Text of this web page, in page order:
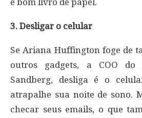
e bom livro de papel.
3. Desligar o celular
Se Ariana Huffington foge de
outros gadgets, a COO do
Sandberg, desliga é o
atrapalhe sua noite de sono.
checar seus emails, o que